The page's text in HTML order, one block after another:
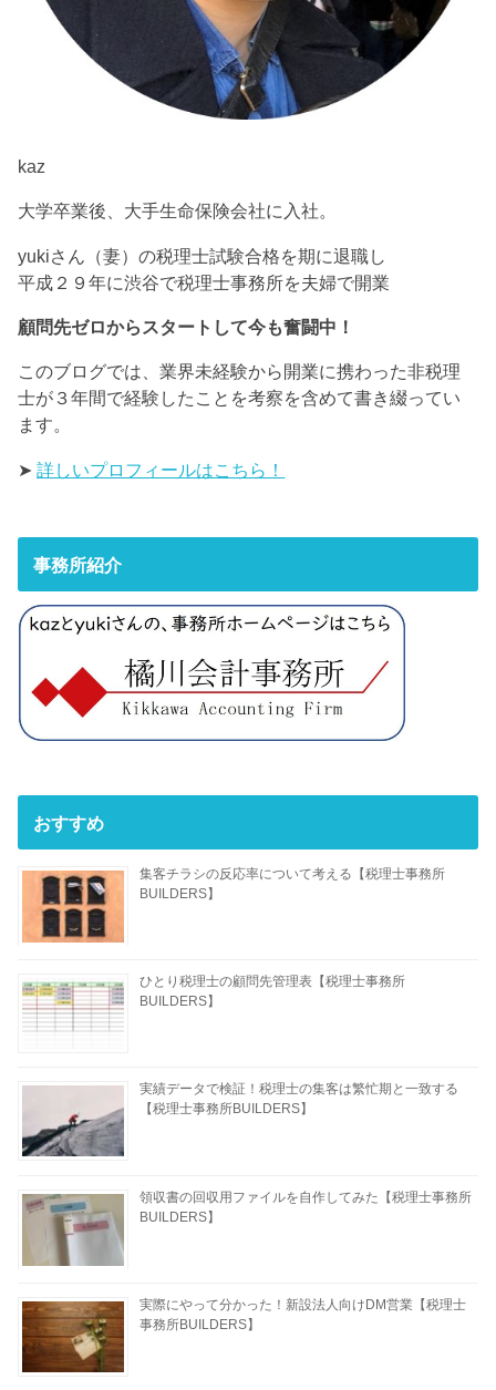
kaz
大学卒業後、大手生命保険会社に入社。
yukiさん（妻）の税理士試験合格を期に退職し
平成２９年に渋谷で税理士事務所を夫婦で開業
顧問先ゼロからスタートして今も奮闘中！
このブログでは、業界未経験から開業に携わった非税理
士が３年間で経験したことを考察を含めて書き綴ってい
ます。
➤詳しいプロフィールはこちら！
事務所紹介
おすすめ
集客チラシの反応率について考える【税理士事務所
BUILDERS】
ひとり税理士の顧問先管理表【税理士事務所
BUILDERS】
実績データで検証！税理士の集客は繁忙期と一致する
【税理士事務所BUILDERS】
領収書の回収用ファイルを自作してみた【税理士事務所
BUILDERS】
実際にやって分かった！新設法人向けDM営業【税理士
事務所BUILDERS】